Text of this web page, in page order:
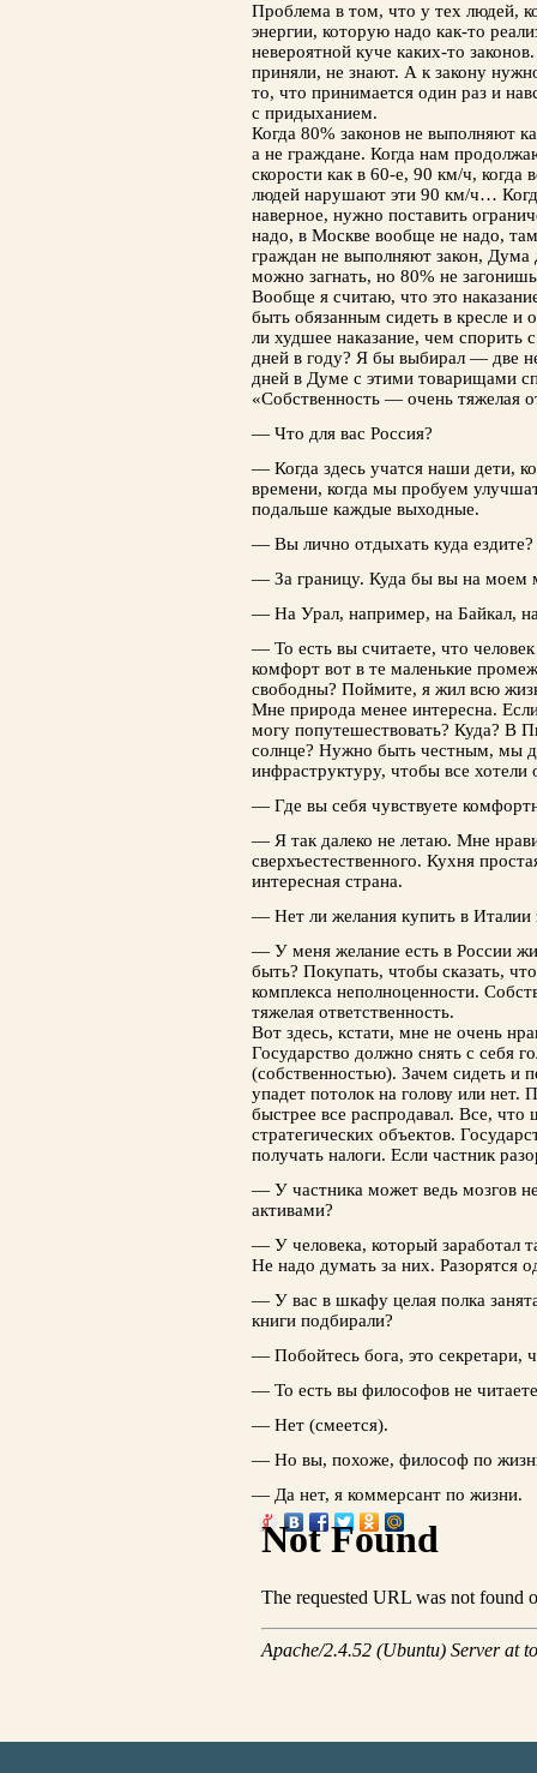
Проблема в том, что у тех людей,
энергии, которую надо как-то
невероятной куче каких-то
приняли, не знают. А к закону
то, что принимается один раз и
с придыханием.
Когда 80% законов не выполняют
а не граждане. Когда нам
скорости как в 60-е, 90 км/ч, когда
людей нарушают эти 90 км/ч…
наверное, нужно поставить
надо, в Москве вообще не надо,
граждан не выполняют закон, Дума
можно загнать, но 80% не
Вообще я считаю, что это
быть обязанным сидеть в кресле
ли худшее наказание, чем
дней в году? Я бы выбирал — две
дней в Думе с этими товарищами
«Собственность — очень тяжелая
— Что для вас Россия?
— Когда здесь учатся наши дети,
времени, когда мы пробуем
подальше каждые выходные.
— Вы лично отдыхать куда ездите?
— За границу. Куда бы вы на моем
— На Урал, например, на Байкал,
— То есть вы считаете, что
комфорт вот в те маленькие
свободны? Поймите, я жил всю
Мне природа менее интересна.
могу попутешествовать? Куда? В
солнце? Нужно быть честным, мы
инфраструктуру, чтобы все хотели
— Где вы себя чувствуете
— Я так далеко не летаю. Мне
сверхъестественного. Кухня
интересная страна.
— Нет ли желания купить в Италии
— У меня желание есть в России
быть? Покупать, чтобы сказать,
комплекса неполноценности.
тяжелая ответственность.
Вот здесь, кстати, мне не очень
Государство должно снять с себя
(собственностью). Зачем сидеть и
упадет потолок на голову или
быстрее все распродавал. Все, что
стратегических объектов.
получать налоги. Если частник
— У частника может ведь мозгов
активами?
— У человека, который заработал
Не надо думать за них. Разорятся
— У вас в шкафу целая полка
книги подбирали?
— Побойтесь бога, это секретари,
— То есть вы философов не
— Нет (смеется).
— Но вы, похоже, философ по
— Да нет, я коммерсант по жизни.